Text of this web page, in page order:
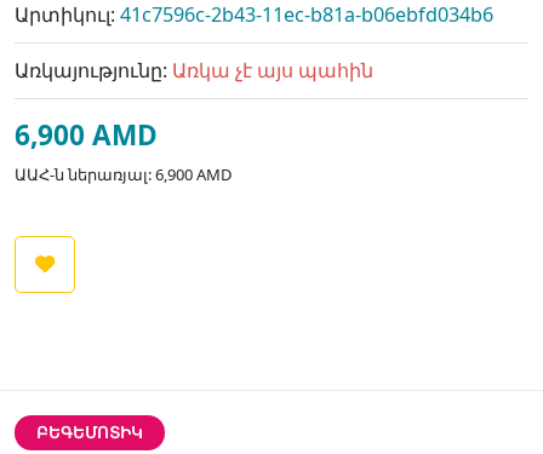
Արտիկուլ: 41c7596c-2b43-11ec-b81a-b06ebfd034b6
Առկայությունը: Առկա չէ այս պահին
6,900 AMD
ԱԱՀ-ն ներառյալ: 6,900 AMD
ԲԵԳԵՄՈՏԻԿ